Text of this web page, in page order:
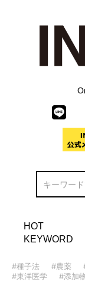
HOT
KEYWORD
#種子法 #農薬
#東洋医学
#添加